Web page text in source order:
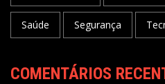
Saúde Segurança
COMENTÁRIOS